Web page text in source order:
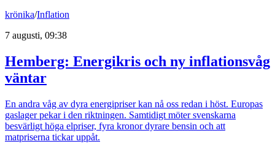
krönika/Inflation
7 augusti, 09:38
Hemberg: Energikris och ny inflationsvåg
väntar
En andra våg av dyra energipriser kan nå oss redan i höst. Europas
gaslager pekar i den riktningen. Samtidigt möter svenskarna
besvärligt höga elpriser, fyra kronor dyrare bensin och att
matpriserna tickar uppåt.